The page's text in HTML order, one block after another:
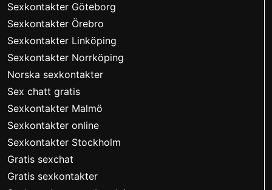
Sexkontakter Göteborg
Sexkontakter Örebro
Sexkontakter Linköping
Sexkontakter Norrköping
Norska sexkontakter
Sex chatt gratis
Sexkontakter Malmö
Sexkontakter online
Sexkontakter Stockholm
Gratis sexchat
Gratis sexkontakter